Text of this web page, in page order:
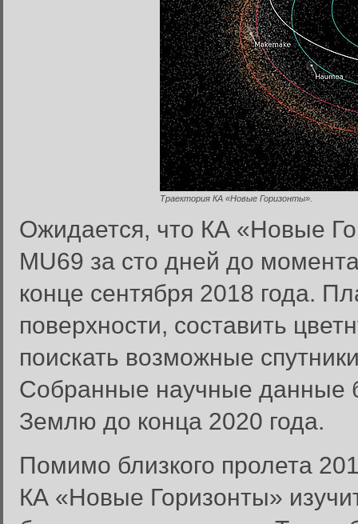
Траектория КА «Новые Горизонты».
Ожидается, что КА «Новые
MU69 за сто дней до
конце сентября 2018 года.
поверхности, составить
поискать возможные
Собранные научные данные
Землю до конца 2020 года.
Помимо близкого пролета
КА «Новые Горизонты»